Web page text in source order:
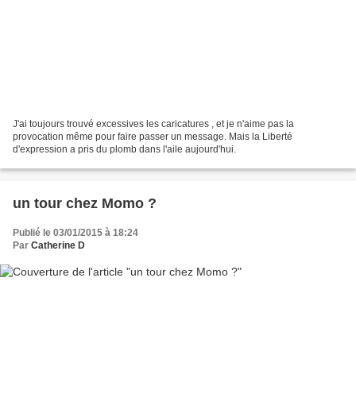
J'ai toujours trouvé excessives les caricatures , et je n'aime pas la
provocation même pour faire passer un message. Mais la Liberté
d'expression a pris du plomb dans l'aile aujourd'hui.
un tour chez Momo ?
Publié le 03/01/2015 à 18:24
Par Catherine D